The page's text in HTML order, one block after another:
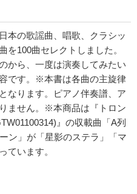
本の歌謡曲、唱歌、クラシッ
を100曲セレクトしました。
から、一度は演奏してみたい
です。※本書は各曲の主旋律
なります。ピアノ伴奏譜、ア
ません。※本商品は『トロン
』の収載曲「A列
ン」が「星影のステラ」「マ
ています。